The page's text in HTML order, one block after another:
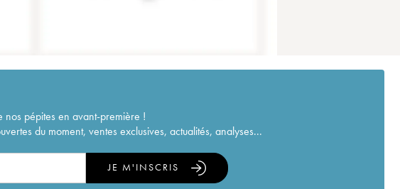
pépites en avant-première !
du moment, ventes exclusives, actualités, analyses...
JE M'INSCRIS